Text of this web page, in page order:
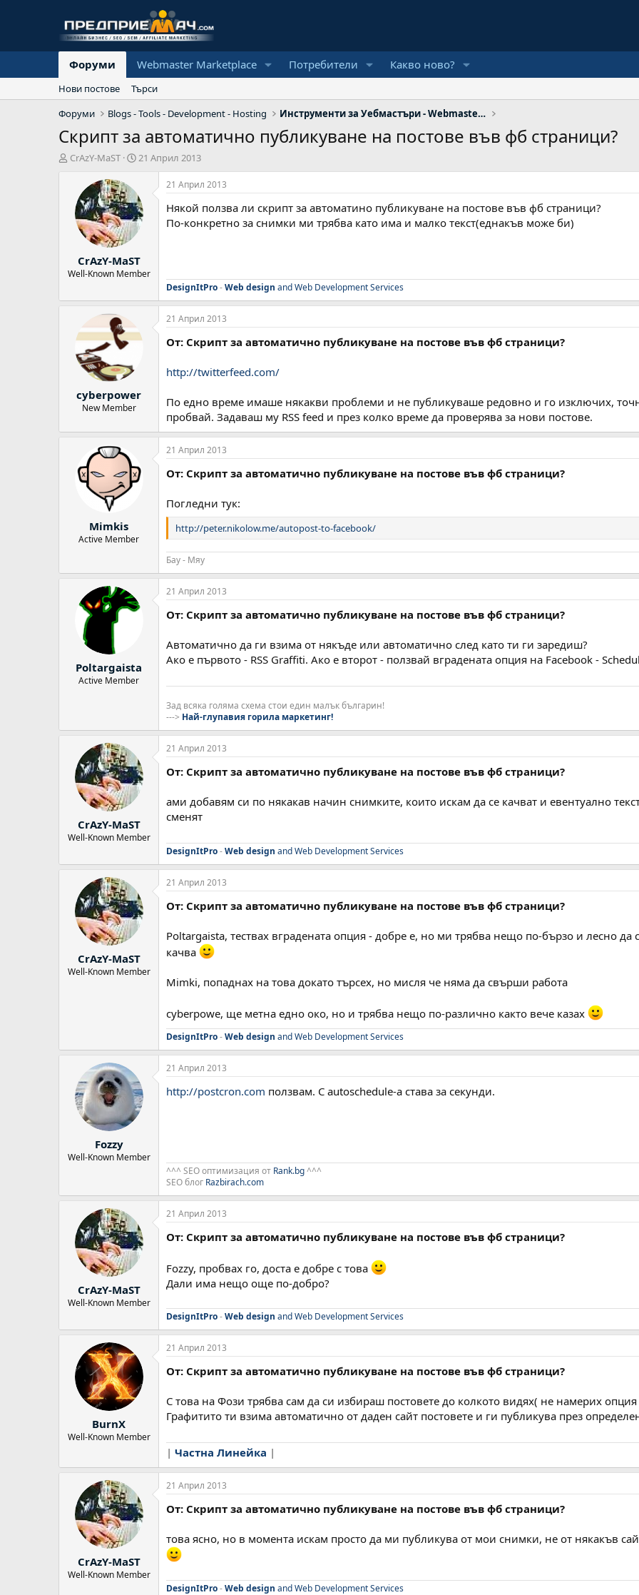
Форуми Webmaster Marketplace Потребители Какво ново?
Нови постове
Търси
Форуми
Blogs - Tools - Development - Hosting Инструменти за Уебмастъри - Webmaster Tools
Скрипт за автоматично публикуване на постове във фб страници?
А
CrAzY-MaST
Н
а
л
н
а
а
т
21 Април 2013
CrAzY-MaST
Well-Known Member
21 Април 2013
Някой ползва ли скрипт за автоматино публикуване на постове във фб страници?
По-конкретно за снимки ми трябва като има и малко текст(еднакъв може би)
DesignItPro-Web design and Web Development Services
cyberpower
New Member
21 Април 2013
От: Скрипт за автоматично публикуване на постове във фб страници?
http://twitterfeed.com/
По едно време имаше някакви проблеми и не публикуваше редовно и го изключих,
пробвай. Задаваш му RSS feed и през колко време да проверява за нови постове.
Mimkis
Active Member
21 Април 2013
От: Скрипт за автоматично публикуване на постове във фб страници?
Погледни тук:
http://peter.nikolow.me/autopost-to-facebook/
Бау - Мяу
Poltargaista
Active Member
21 Април 2013
От: Скрипт за автоматично публикуване на постове във фб страници?
Автоматично да ги взима от някъде или автоматично след като ти ги заредиш?
Ако е първото - RSS Graffiti. Ако е второт - ползвай вградената опция на Facebook -
Зад всяка голяма схема стои един малък българин!
---> Най-глупавия горила маркетинг!
CrAzY-MaST
Well-Known Member
21 Април 2013
От: Скрипт за автоматично публикуване на постове във фб страници?
ами добавям си по някакав начин снимките, които искам да се качват и евентуално
сменят
DesignItPro-Web design and Web Development Services
CrAzY-MaST
Well-Known Member
21 Април 2013
От: Скрипт за автоматично публикуване на постове във фб страници?
Poltargaista, тествах вградената опция - добре е, но ми трябва нещо по-бързо и лесно
качва
Mimki, попаднах на това докато търсех, но мисля че няма да свърши работа
cyberpowe, ще метна едно око, но и трябва нещо по-различно както вече казах
DesignItPro-Web design and Web Development Services
Fozzy
Well-Known Member
21 Април 2013
http://postcron.com ползвам. С autoschedule-a става за секунди.
^^^ SEO оптимизация от Rank.bg^^^
SEO блог Razbirach.com
CrAzY-MaST
Well-Known Member
21 Април 2013
От: Скрипт за автоматично публикуване на постове във фб страници?
Fozzy, пробвах го, доста е добре с това
Дали има нещо още по-добро?
DesignItPro-Web design and Web Development Services
BurnX
Well-Known Member
21 Април 2013
От: Скрипт за автоматично публикуване на постове във фб страници?
С това на Фози трябва сам да си избираш постовете до колкото видях( не намерих
Графитито ти взима автоматично от даден сайт постовете и ги публикува през
| Частна Линейка |
CrAzY-MaST
Well-Known Member
21 Април 2013
От: Скрипт за автоматично публикуване на постове във фб страници?
това ясно, но в момента искам просто да ми публикува от мои снимки, не от някакъв
DesignItPro-Web design and Web Development Services